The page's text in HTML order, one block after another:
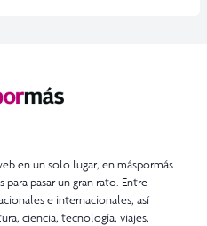
en un solo lugar, en máspormás
pasar un gran rato. Entre
e internacionales, así
ciencia, tecnología, viajes,